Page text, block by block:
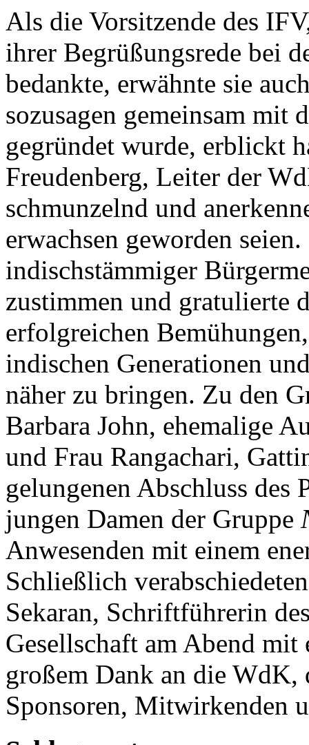
Als die Vorsitzende des
ihrer Begrüßungsrede bei
bedankte, erwähnte sie
sozusagen gemeinsam mit
gegründet wurde, erblickt
Freudenberg, Leiter der
schmunzelnd und
erwachsen geworden
indischstämmiger
zustimmen und gratulierte
erfolgreichen
indischen Generationen
näher zu bringen. Zu den
Barbara John, ehemalige
und Frau Rangachari,
gelungenen Abschluss des
jungen Damen der Gruppe
Anwesenden mit einem
Schließlich
Sekaran, Schriftführerin
Gesellschaft am Abend
großem Dank an die
Sponsoren, Mitwirkenden